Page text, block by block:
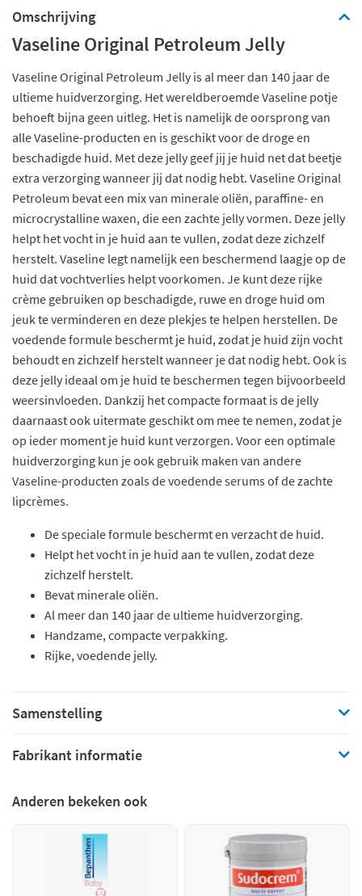
Omschrijving
Vaseline Original Petroleum Jelly
Vaseline Original Petroleum Jelly is al meer dan 140 jaar de
ultieme huidverzorging. Het wereldberoemde Vaseline potje
behoeft bijna geen uitleg. Het is namelijk de oorsprong van
alle Vaseline-producten en is geschikt voor de droge en
beschadigde huid. Met deze jelly geef jij je huid net dat beetje
extra verzorging wanneer jij dat nodig hebt. Vaseline Original
Petroleum bevat een mix van minerale oliën, paraffine- en
microcrystalline waxen, die een zachte jelly vormen. Deze jelly
helpt het vocht in je huid aan te vullen, zodat deze zichzelf
herstelt. Vaseline legt namelijk een beschermend laagje op de
huid dat vochtverlies helpt voorkomen. Je kunt deze rijke
crème gebruiken op beschadigde, ruwe en droge huid om
jeuk te verminderen en deze plekjes te helpen herstellen. De
voedende formule beschermt je huid, zodat je huid zijn vocht
behoudt en zichzelf herstelt wanneer je dat nodig hebt. Ook is
deze jelly ideaal om je huid te beschermen tegen bijvoorbeeld
weersinvloeden. Dankzij het compacte formaat is de jelly
daarnaast ook uitermate geschikt om mee te nemen, zodat je
op ieder moment je huid kunt verzorgen. Voor een optimale
huidverzorging kun je ook gebruik maken van andere
Vaseline-producten zoals de voedende serums of de zachte
lipcrèmes.
De speciale formule beschermt en verzacht de huid.
Helpt het vocht in je huid aan te vullen, zodat deze
zichzelf herstelt.
Bevat minerale oliën.
Al meer dan 140 jaar de ultieme huidverzorging.
Handzame, compacte verpakking.
Rijke, voedende jelly.
Samenstelling
Fabrikant informatie
Anderen bekeken ook